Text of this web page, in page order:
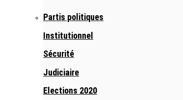
Partis politiques
Institutionnel
Sécurité
Judiciaire
Elections 2020